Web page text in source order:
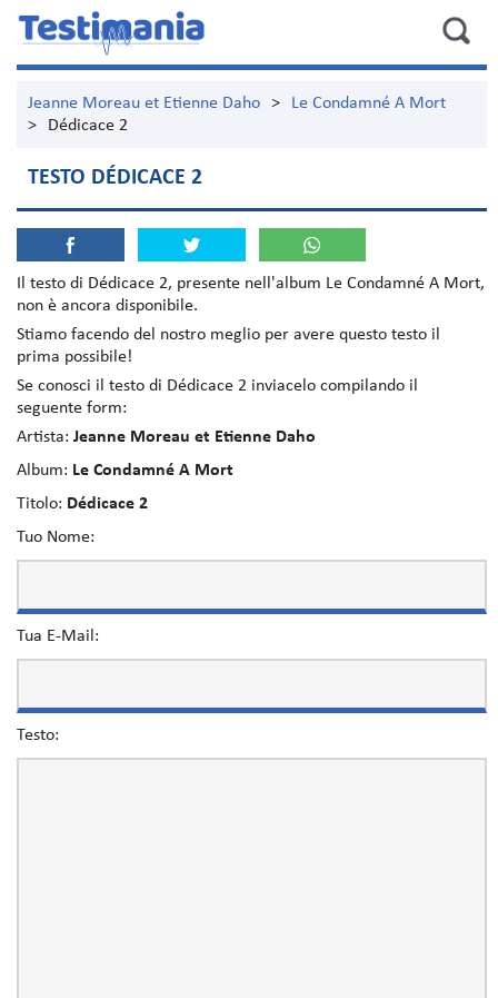
Jeanne Moreau et Etienne Daho >
Le Condamné A Mort
>
Dédicace 2
TESTO DÉDICACE 2
Il testo di Dédicace 2, presente nell'album Le Condamné A Mort,
non è ancora disponibile.
Stiamo facendo del nostro meglio per avere questo testo il
prima possibile!
Se conosci il testo di Dédicace 2 inviacelo compilando il
seguente form:
Artista: Jeanne Moreau et Etienne Daho
Album: Le Condamné A Mort
Titolo: Dédicace 2
Tuo Nome:
Tua E-Mail:
Testo: